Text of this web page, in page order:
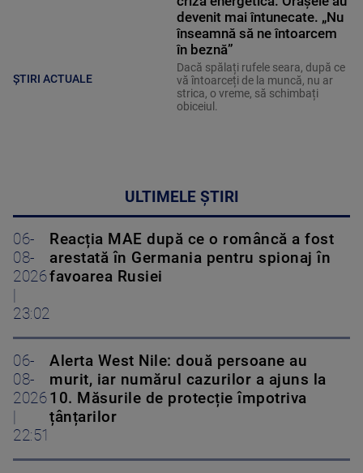
ȘTIRI ACTUALE
devenit mai întunecate. „Nu
înseamnă să ne întoarcem
în beznă”
Dacă spălați rufele seara, după ce
vă întoarceți de la muncă, nu ar
strica, o vreme, să schimbați
obiceiul.
ULTIMELE ȘTIRI
06-
08-
2026
23:02
Reacția MAE după ce o româncă a fost
arestată în Germania pentru spionaj în
favoarea Rusiei
06-
08-
2026
22:51
Alerta West Nile: două persoane au
murit, iar numărul cazurilor a ajuns la
10. Măsurile de protecție împotriva
țânțarilor